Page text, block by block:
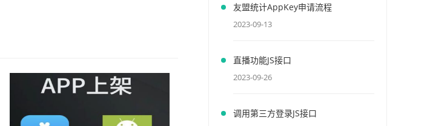
友盟统计AppKey申请流程
2023-09-13
直播功能JS接口
2023-09-26
调用第三方登录JS接口